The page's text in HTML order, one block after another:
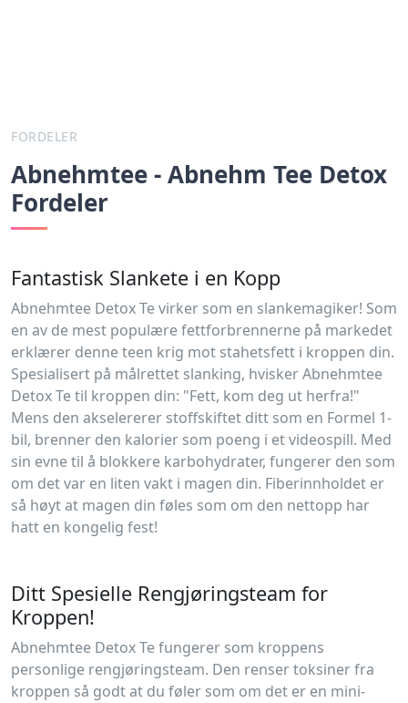
FORDELER
Abnehmtee - Abnehm Tee Detox
Fordeler
Fantastisk Slankete i en Kopp
Abnehmtee Detox Te virker som en slankemagiker! Som
en av de mest populære fettforbrennerne på markedet
erklærer denne teen krig mot stahetsfett i kroppen din.
Spesialisert på målrettet slanking, hvisker Abnehmtee
Detox Te til kroppen din: "Fett, kom deg ut herfra!"
Mens den akselererer stoffskiftet ditt som en Formel 1-
bil, brenner den kalorier som poeng i et videospill. Med
sin evne til å blokkere karbohydrater, fungerer den som
om det var en liten vakt i magen din. Fiberinnholdet er
så høyt at magen din føles som om den nettopp har
hatt en kongelig fest!
Ditt Spesielle Rengjøringsteam for
Kroppen!
Abnehmtee Detox Te fungerer som kroppens
personlige rengjøringsteam. Den renser toksiner fra
kroppen så godt at du føler som om det er en mini-